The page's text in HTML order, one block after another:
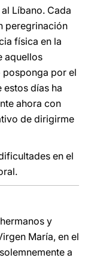
Líbano. Cada
peregrinación
física en la
aquellos
posponga por el
estos días ha
ahora con
de dirigirme
en el
y
María, en el
a